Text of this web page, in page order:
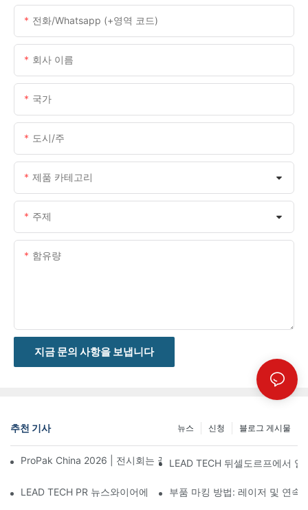
전화/whatsapp (+영역 코드)
회사 이름
국가
도시/주
제품 카테고리
주제
함유량
지금 문의 사항을 보냅니다
추천 기사 블로그 게시물
신청
뉴스
ProPak China 2026 | 전시회는 끝나지만, 저희 서비스는 계속됩니
LEAD TECH 뒤셀도르프에서
LEAD TECH PR 뉴스와이어에 소개됨: Interpack 2026 독일에서
부품 마킹 방법: 레이저 및 연속